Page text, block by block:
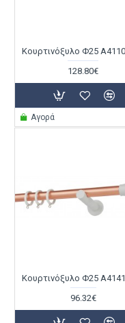
128.80€
Αγορά
96.32€